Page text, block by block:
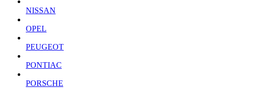
NISSAN
OPEL
PEUGEOT
PONTIAC
PORSCHE